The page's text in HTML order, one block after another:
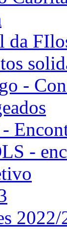
da
-
-
2022/